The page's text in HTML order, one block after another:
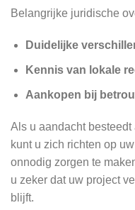
Belangrijke juridische
Duidelijke
Kennis van lokale
Aankopen bij
Als u aandacht
kunt u zich richten op
onnodig zorgen te
u zeker dat uw project
blijft.